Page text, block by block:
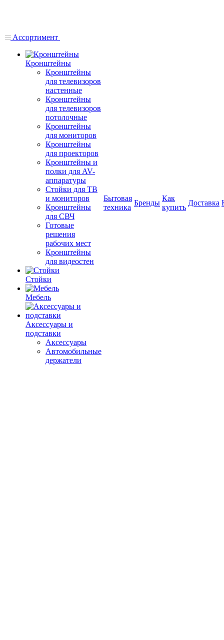
Ассортимент
Кронштейны
Кронштейны
для телевизоров
настенные
Кронштейны
для телевизоров
потолочные
Кронштейны
для мониторов
Кронштейны
для проекторов
Кронштейны и
полки для AV-
аппаратуры
Стойки для ТВ
и мониторов
Кронштейны
для СВЧ
Готовые
решения
рабочих мест
Кронштейны
для видеостен
Стойки
Мебель
Аксессуары и
подставки
Аксессуары
Автомобильные
держатели
Бытовая
техника
Бренды
Как
купить
Доставка